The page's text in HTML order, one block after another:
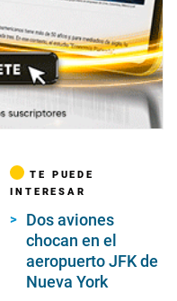
TE PUEDE
INTERESAR
Dos aviones
chocan en el
aeropuerto JFK de
Nueva York